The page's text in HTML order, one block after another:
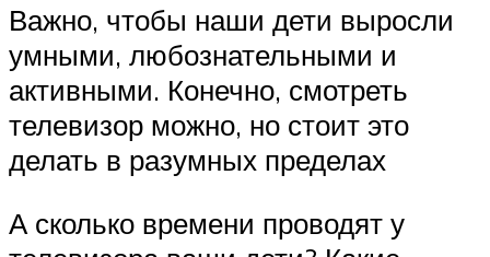
Важно, чтобы наши дети выросли
умными, любознательными и
активными. Конечно, смотреть
телевизор можно, но стоит это
делать в разумных пределах
А сколько времени проводят у